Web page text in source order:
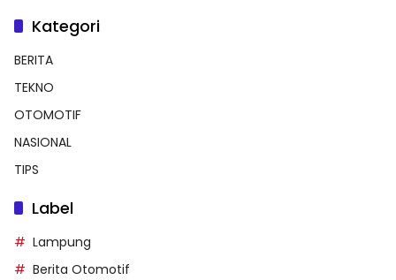
Kategori
BERITA
TEKNO
OTOMOTIF
NASIONAL
TIPS
Label
Lampung
Berita Otomotif